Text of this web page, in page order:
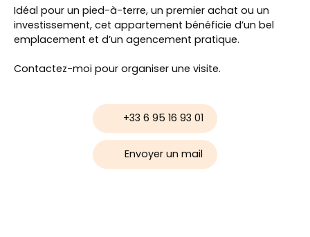
Idéal pour un pied-à-terre, un premier achat ou un
investissement, cet appartement bénéficie d’un bel
emplacement et d’un agencement pratique.
Contactez-moi pour organiser une visite.
+33 6 95 16 93 01
Envoyer un mail